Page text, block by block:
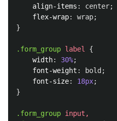
align-items : center;
flex-wrap: wrap;
}
.form_group label
{
width: 30%;
font-weight : bold ;
font-size: 18px;
}
.form_group input ,